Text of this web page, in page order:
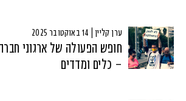
ערן קליין | 14 באוקטובר 2025
חופש הפעולה של ארגוני
– כלים ומדדים